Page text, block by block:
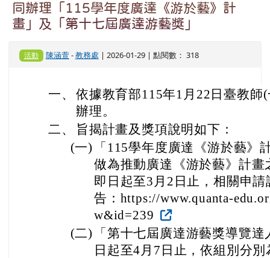
同辦理「115學年度廣達《游於藝》計
畫」及「第十七屆廣達游藝獎」
活動 陳涵萱-教務處 | 2026-01-29 | 點閱數： 318
一、 依據教育部115年1月22日臺教師
辦理。
二、
旨揭計畫及獎項說明如下：
(一)
「115學年度廣達《游於藝》
做為推動廣達《游於藝》計
即日起至3月2日止，相關申
告：https://www.quanta-
w&id=239
(二)
「第十七屆廣達游藝獎導覽
日起至4月7日止，依組別分